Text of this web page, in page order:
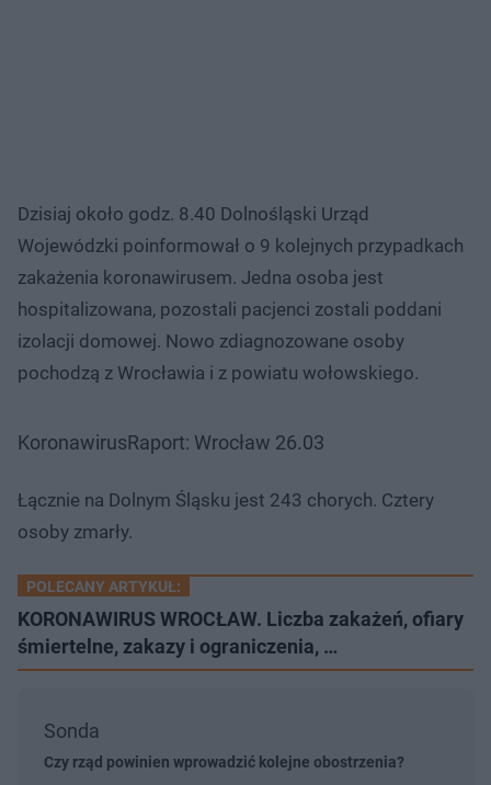
Dzisiaj około godz. 8.40 Dolnośląski Urząd
Wojewódzki poinformował o 9 kolejnych przypadkach
zakażenia koronawirusem. Jedna osoba jest
hospitalizowana, pozostali pacjenci zostali poddani
izolacji domowej. Nowo zdiagnozowane osoby
pochodzą z Wrocławia i z powiatu wołowskiego.
KoronawirusRaport: Wrocław 26.03
Łącznie na Dolnym Śląsku jest 243 chorych. Cztery
osoby zmarły.
POLECANY ARTYKUŁ:
KORONAWIRUS WROCŁAW. Liczba zakażeń, ofiary
śmiertelne, zakazy i ograniczenia, …
Sonda
Czy rząd powinien wprowadzić kolejne obostrzenia?